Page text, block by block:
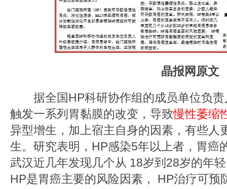
晶报网原文
据全国HP科研协作组的成员单位负责
触发一系列胃黏膜的改变，导致慢性萎缩
异型增生，加上宿主自身的因素，有些人
生。研究表明，HP感染5年以上者，胃癌
武汉近几年发现几个从 18岁到28岁的年
HP是胃癌主要的风险因素， HP治疗可预